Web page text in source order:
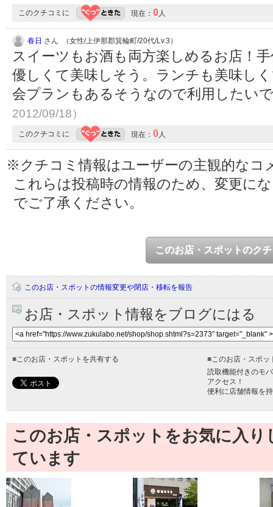
このクチコミに 現在： 0人
春日 さん （女性/上伊那郡箕輪町/20代/Lv.3）
スイーツもお酒も両方楽しめるお店！
優しくて美味しそう。ランチも美味し
会プランもあるそうなので利用したい
2012/09/18）
このクチコミに 現在： 0人
※クチコミ情報はユーザーの主観的なコ
これらは投稿時の情報のため、変更に
でご了承ください。
このお店・スポットのク
このお店・スポットの情報変更や閉店・移転を報告
お店・スポット情報をブログにはる
■このお店・スポットを共有する ■このお店・スポッ
読取機能付きのモ
アクセス！
便利に店舗情報を
このお店・スポットをお気に入
ています